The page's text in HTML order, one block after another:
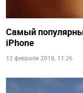
Самый
iPhone
12 февраля 2018, 11:26